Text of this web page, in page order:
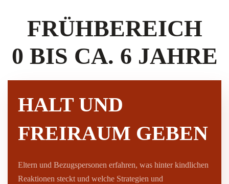
FRÜHBEREICH
0 BIS CA. 6 JAHRE
HALT UND
FREIRAUM GEBEN
Eltern und Bezugspersonen erfahren, was hinter kindlichen
Reaktionen steckt und welche Strategien und